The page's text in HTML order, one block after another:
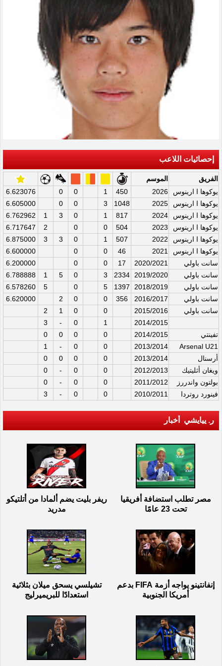
إحصائيات اللاعب
الفريق
الموسم
يوكوها ا ارينوس
2026
450
1
0
0
6.623076
يوكوها ا ارينوس
2025
1048
3
0
0
6.605000
يوكوها ا ارينوس
2024
817
1
0
3
1
6.762962
يوكوها ا ارينوس
2023
504
0
0
2
6.717647
يوكوها ا ارينوس
2022
507
1
0
3
3
6.875000
يوكوها ا ارينوس
2021
46
0
0
6.600000
سانت باولي
2020/2021
17
0
0
6.200000
سانت باولي
2019/2020
2334
3
0
5
1
6.788888
سانت باولي
2018/2019
1397
5
0
5
6.578260
سانت باولي
2016/2017
356
0
0
2
6.620000
سانت باولي
2015/2016
0
0
1
2
2014/2015
1
0
-
3
تفينتي
2014/2015
0
0
0
0
Arsenal U21
2013/2014
0
0
-
1
أرسنال
2013/2014
0
0
0
0
ويغان أثليتيك
2012/2013
0
0
-
0
بولتون واندررز
2011/2012
0
0
-
0
فينورد روتردا
2010/2011
0
0
-
3
ر. ييايشي أخبار
مصر تطلب استضافة أفريقيا
تحت 23 عامًا
ريفر بليت يضم ألمادا من أتلتيكو
مدريد
إنفانتينو يواجه أزمة FIFA بدعم
أمريكا الجنوبية
تشيلسي يسحق ميلان بثلاثية
استعدادًا للبريميرليج